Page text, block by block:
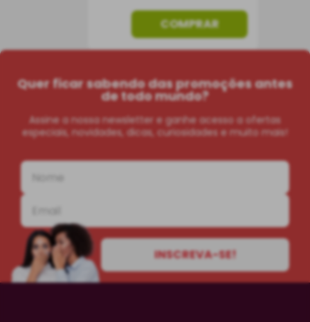
COMPRAR
Quer ficar sabendo das promoções antes
de todo mundo?
Assine a nossa newsletter e ganhe acesso a ofertas
especiais, novidades, dicas, curiosidades e muito mais!
INSCREVA-SE!